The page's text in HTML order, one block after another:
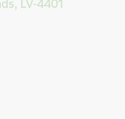
LV-4401